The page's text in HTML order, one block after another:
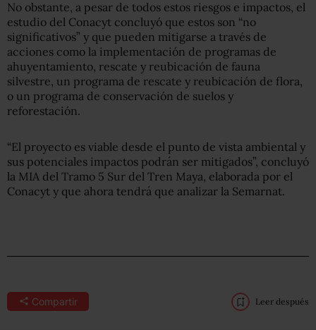
No obstante, a pesar de todos estos riesgos e impactos, el
estudio del Conacyt concluyó que estos son “no
significativos” y que pueden mitigarse a través de
acciones como la implementación de programas de
ahuyentamiento, rescate y reubicación de fauna
silvestre, un programa de rescate y reubicación de flora,
o un programa de conservación de suelos y
reforestación.
“El proyecto es viable desde el punto de vista ambiental y
sus potenciales impactos podrán ser mitigados”, concluyó
la MIA del Tramo 5 Sur del Tren Maya, elaborada por el
Conacyt y que ahora tendrá que analizar la Semarnat.
Compartir Leer después